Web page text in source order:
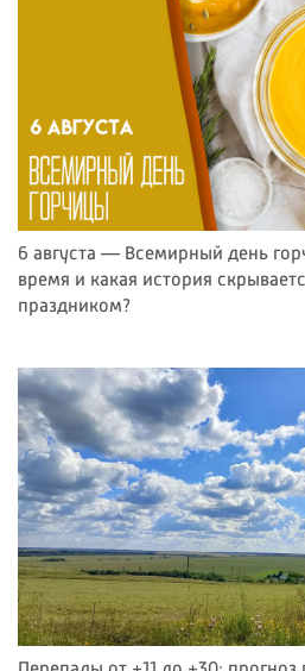
6 августа — Всемирный день
время и какая история
праздником?